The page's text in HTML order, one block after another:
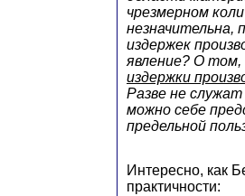
чрезмерном
незначительна,
издержек
явление? О
издержки
Разве не
можно себе
предельной
Интересно, как
практичности: